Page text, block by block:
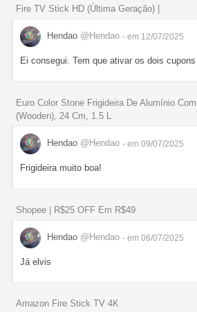
Fire TV Stick HD (Última Geração) |
Hendao @Hendao - em 12/07/2025
Ei consegui. Tem que ativar os dois
Euro Color Stone Frigideira De Alumínio
(Wooden), 24 Cm, 1.5 L
Hendao @Hendao - em 09/07/2025
Frigideira muito boa!
Shopee | R$25 OFF Em R$49
Hendao @Hendao - em 06/07/2025
Já elvis
Amazon Fire Stick TV 4K